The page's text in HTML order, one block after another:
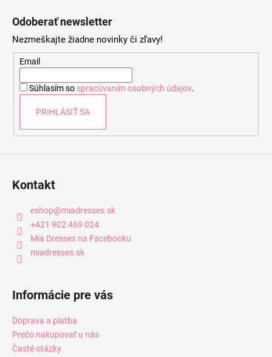
Odoberať newsletter
Nezmeškajte žiadne novinky či zľavy!
Email
Súhlasím so spracúvaním osobných údajov.
PRIHLÁSIŤ SA
Kontakt
eshop@miadresses.sk
+421 902 469 024
Mia Dresses na Facebooku
miadresses.sk
Informácie pre vás
Doprava a platba
Prečo nakupovať u nás
Časté otázky